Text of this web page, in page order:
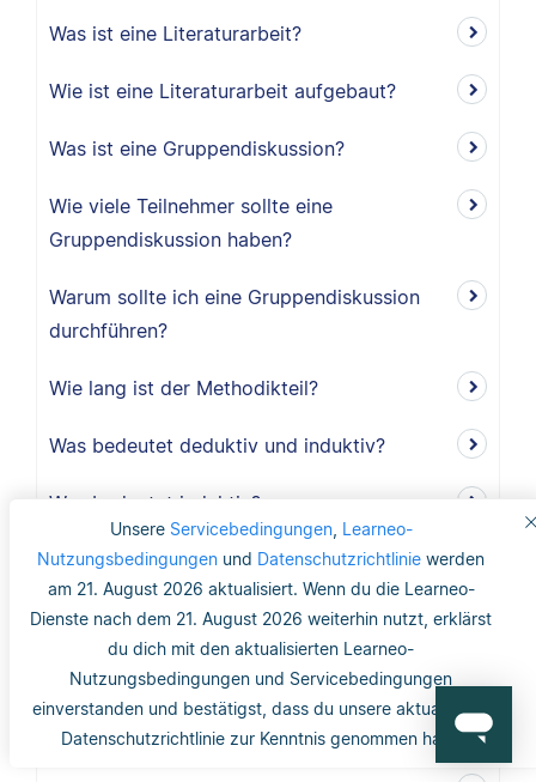
Unsere Servicebedingungen, Learneo-
Nutzungsbedingungen und Datenschutzrichtlinie werden
am 21. August 2026 aktualisiert. Wenn du die Learneo-
Dienste nach dem 21. August 2026 weiterhin nutzt, erklärst
du dich mit den aktualisierten Learneo-
Nutzungsbedingungen und Servicebedingungen
einverstanden und bestätigst, dass du unsere aktualisierte
Datenschutzrichtlinie zur Kenntnis genommen hast.
Was ist eine Literaturarbeit?
Wie ist eine Literaturarbeit aufgebaut?
Was ist eine Gruppendiskussion?
Wie viele Teilnehmer sollte eine
Gruppendiskussion haben?
Warum sollte ich eine Gruppendiskussion
durchführen?
Wie lang ist der Methodikteil?
Was bedeutet deduktiv und induktiv?
Was bedeutet induktiv?
Was bedeutet deduktiv?
Was ist Validität?
Was ist interne Validität?
Was versteht man unter Validität?